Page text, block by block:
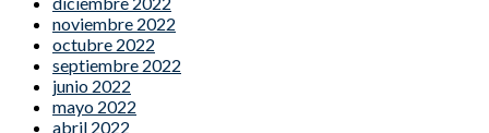
noviembre 2022
octubre 2022
septiembre 2022
junio 2022
mayo 2022
abril 2022